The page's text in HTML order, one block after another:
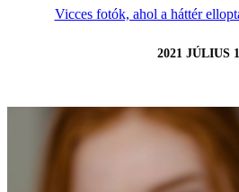
Vicces fotók, ahol a háttér
2021 JÚLIUS